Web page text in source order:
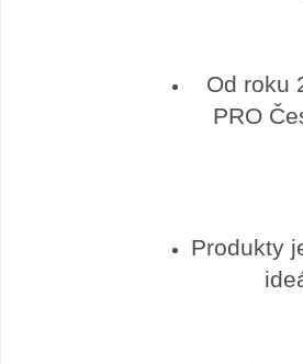
Od roku
PRO
Produkty